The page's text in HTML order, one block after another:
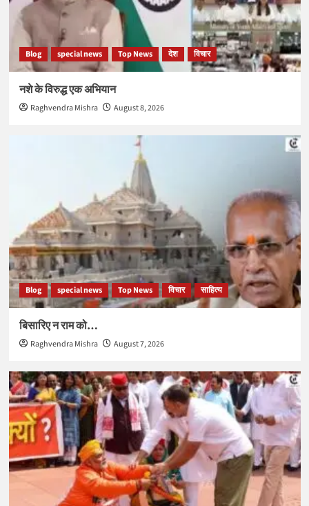
Blog special news Top News देश विचार
नशे के विरुद्ध एक अभियान
Raghvendra Mishra August 8, 2026
Blog special news Top News विचार साहित्य
बिसारिए न राम को…
Raghvendra Mishra August 7, 2026